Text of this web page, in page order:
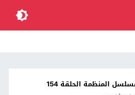
المنظمة الحلقة 154